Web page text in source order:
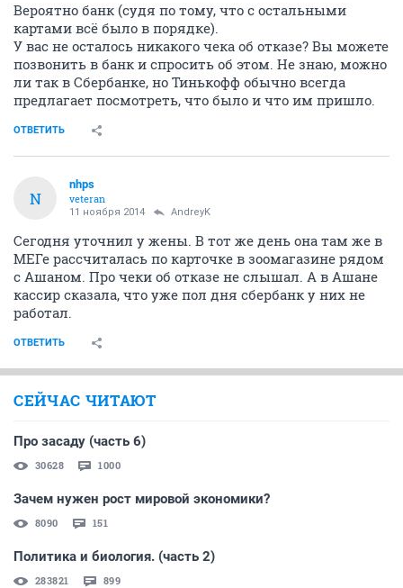
Вероятно банк (судя по тому, что с остальными
картами всё было в порядке).
У вас не осталось никакого чека об отказе? Вы можете
позвонить в банк и спросить об этом. Не знаю, можно
ли так в Сбербанке, но Тинькофф обычно всегда
предлагает посмотреть, что было и что им пришло.
ОТВЕТИТЬ
N
nhps
veteran
11 ноября 2014 AndreyK
Сегодня уточнил у жены. В тот же день она там же в
МЕГе рассчиталась по карточке в зоомагазине рядом
с Ашаном. Про чеки об отказе не слышал. А в Ашане
кассир сказала, что уже пол дня сбербанк у них не
работал.
ОТВЕТИТЬ
СЕЙЧАС ЧИТАЮТ
Про засаду (часть 6)
30628 1000
Зачем нужен рост мировой экономики?
8090 151
Политика и биология. (часть 2)
283821 899